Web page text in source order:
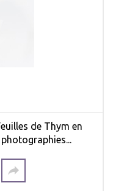
de Thym en